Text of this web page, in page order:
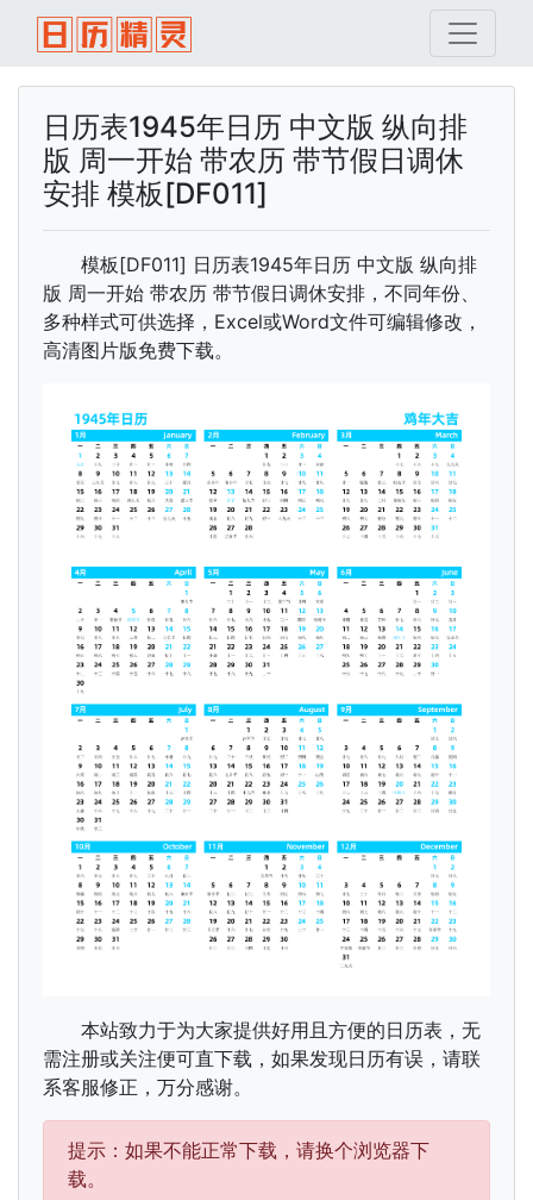
日历表1945年日历 中文版 纵向排
版 周一开始 带农历 带节假日调休
安排 模板[DF011]
模板[DF011] 日历表1945年日历 中文版 纵向排
版 周一开始 带农历 带节假日调休安排，不同年份、
多种样式可供选择，Excel或Word文件可编辑修改，
高清图片版免费下载。
本站致力于为大家提供好用且方便的日历表，无
需注册或关注便可直下载，如果发现日历有误，请联
系客服修正，万分感谢。
提示：如果不能正常下载，请换个浏览器下
载。